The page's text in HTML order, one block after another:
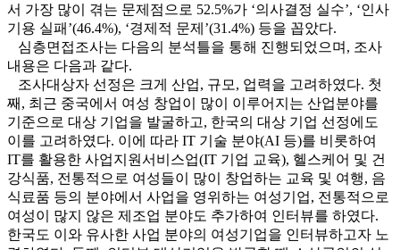
서 가장 많이 겪는 문제점으로 52.5%가 ‘의사결정 실수’, ‘인사
기용 실패’(46.4%), ‘경제적 문제’(31.4%) 등을 꼽았다.
심층면접조사는 다음의 분석틀을 통해 진행되었으며, 조사
내용은 다음과 같다.
조사대상자 선정은 크게 산업, 규모, 업력을 고려하였다. 첫
째, 최근 중국에서 여성 창업이 많이 이루어지는 산업분야를
기준으로 대상 기업을 발굴하고, 한국의 대상 기업 선정에도
이를 고려하였다. 이에 따라 IT 기술 분야(AI 등)를 비롯하여
IT를 활용한 사업지원서비스업(IT 기업 교육), 헬스케어 및 건
강식품, 전통적으로 여성들이 많이 창업하는 교육 및 여행, 음
식료품 등의 분야에서 사업을 영위하는 여성기업, 전통적으로
여성이 많지 않은 제조업 분야도 추가하여 인터뷰를 하였다.
한국도 이와 유사한 사업 분야의 여성기업을 인터뷰하고자 노